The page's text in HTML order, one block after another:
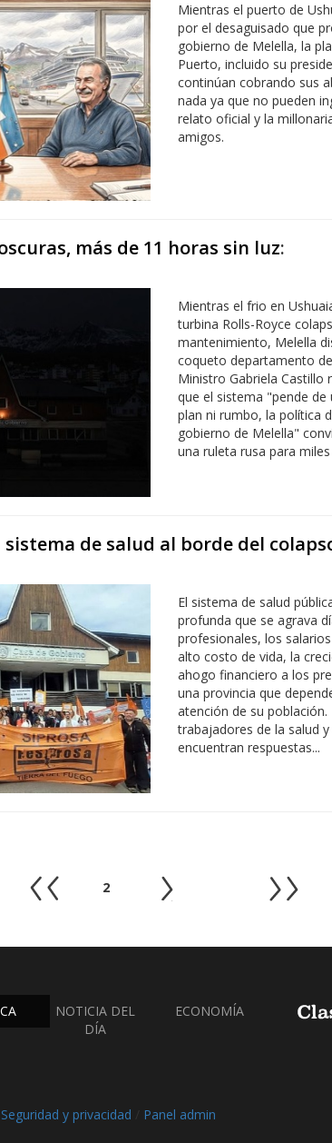
Mientras el puerto de
por el desaguisado que
gobierno de Melella, la
Puerto, incluido su
continúan cobrando sus
nada ya que no pueden
relato oficial y la
amigos.
más de 11 horas sin luz:
Mientras el frio en
turbina Rolls-Royce
mantenimiento, Melella
coqueto departamento
Ministro Gabriela Castillo
que el sistema "pende de
plan ni rumbo, la política
gobierno de Melella"
una ruleta rusa para miles
de salud al borde del
El sistema de salud
profunda que se agrava
profesionales, los
alto costo de vida, la
ahogo financiero a los
una provincia que
atención de su
trabajadores de la salud
encuentran respuestas...
2
NOTICIA DEL
DÍA
ECONOMÍA
y privacidad Panel admin